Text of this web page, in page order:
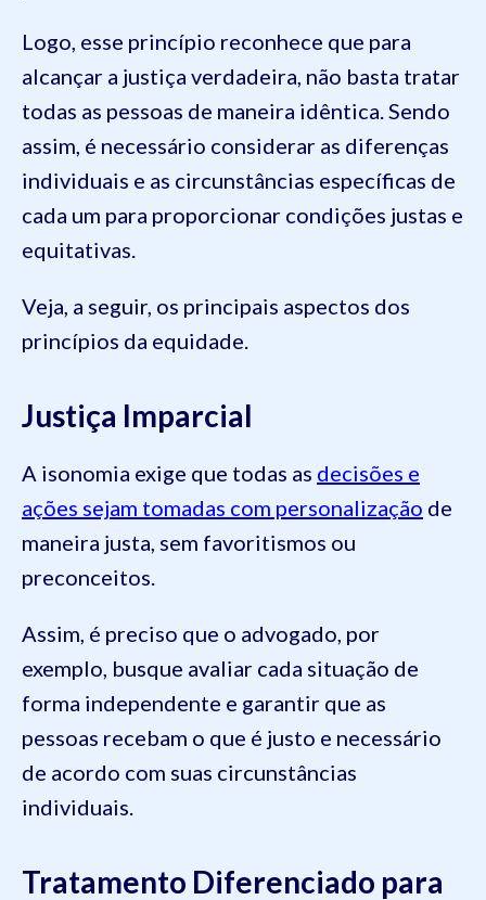
Logo, esse princípio reconhece que para
alcançar a justiça verdadeira, não basta tratar
todas as pessoas de maneira idêntica. Sendo
assim, é necessário considerar as diferenças
individuais e as circunstâncias específicas de
cada um para proporcionar condições justas e
equitativas.
Veja, a seguir, os principais aspectos dos
princípios da equidade.
Justiça Imparcial
A isonomia exige que todas as decisões e
ações sejam tomadas com personalização de
maneira justa, sem favoritismos ou
preconceitos.
Assim, é preciso que o advogado, por
exemplo, busque avaliar cada situação de
forma independente e garantir que as
pessoas recebam o que é justo e necessário
de acordo com suas circunstâncias
individuais.
Tratamento Diferenciado para